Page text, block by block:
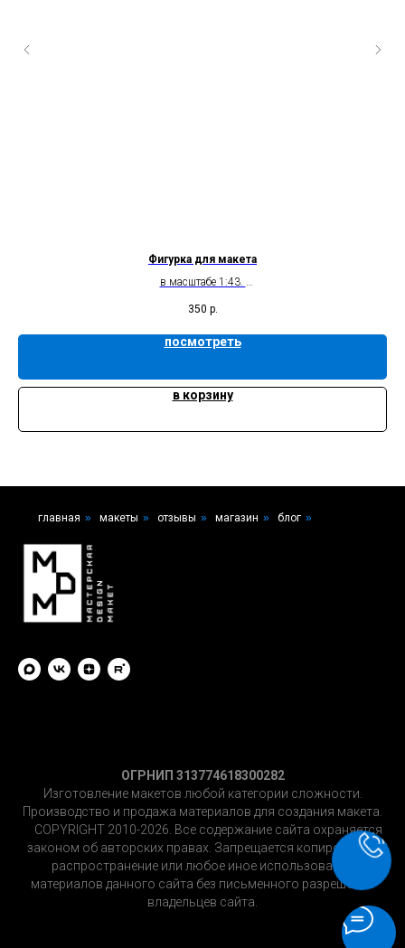
Фигурка для макета
в масштабе 1:43.
350 р.
посмотреть
в корзину
главная » макеты » отзывы » магазин » блог »
ОГРНИП 313774618300282
Изготовление макетов любой категории сложности.
Производство и продажа материалов для создания макета.
COPYRIGHT 2010-2026. Все содержание сайта охраняется
законом об авторских правах. Запрещается копирование,
распространение или любое иное использование
материалов данного сайта без письменного разрешения
владельцев сайта.